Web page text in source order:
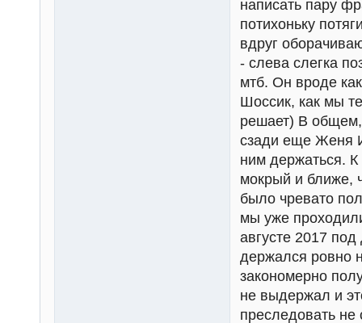
написать пару
потихоньку
вдруг
- слева слегка
мтб. Он вроде
Шоссик, как мы
решает) В общем,
сзади еще Женя
ним держаться.
мокрый и ближе,
было чревато
мы уже
августе 2017
держался ровно
закономерно
не выдержал и
преследовать не